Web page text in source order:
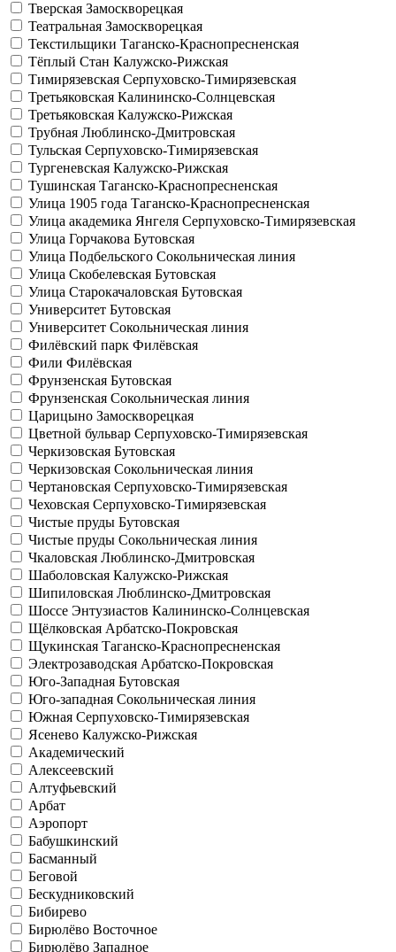
Тверская Замоскворецкая
Театральная Замоскворецкая
Текстильщики Таганско-Краснопресненская
Тёплый Стан Калужско-Рижская
Тимирязевская Серпуховско-Тимирязевская
Третьяковская Калининско-Солнцевская
Третьяковская Калужско-Рижская
Трубная Люблинско-Дмитровская
Тульская Серпуховско-Тимирязевская
Тургеневская Калужско-Рижская
Тушинская Таганско-Краснопресненская
Улица 1905 года Таганско-Краснопресненская
Улица академика Янгеля Серпуховско-Тимирязевская
Улица Горчакова Бутовская
Улица Подбельского Сокольническая линия
Улица Скобелевская Бутовская
Улица Старокачаловская Бутовская
Университет Бутовская
Университет Сокольническая линия
Филёвский парк Филёвская
Фили Филёвская
Фрунзенская Бутовская
Фрунзенская Сокольническая линия
Царицыно Замоскворецкая
Цветной бульвар Серпуховско-Тимирязевская
Черкизовская Бутовская
Черкизовская Сокольническая линия
Чертановская Серпуховско-Тимирязевская
Чеховская Серпуховско-Тимирязевская
Чистые пруды Бутовская
Чистые пруды Сокольническая линия
Чкаловская Люблинско-Дмитровская
Шаболовская Калужско-Рижская
Шипиловская Люблинско-Дмитровская
Шоссе Энтузиастов Калининско-Солнцевская
Щёлковская Арбатско-Покровская
Щукинская Таганско-Краснопресненская
Электрозаводская Арбатско-Покровская
Юго-Западная Бутовская
Юго-западная Сокольническая линия
Южная Серпуховско-Тимирязевская
Ясенево Калужско-Рижская
Академический
Алексеевский
Алтуфьевский
Арбат
Аэропорт
Бабушкинский
Басманный
Беговой
Бескудниковский
Бибирево
Бирюлёво Восточное
Бирюлёво Западное